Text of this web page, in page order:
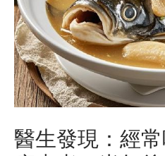
醫生發現：經